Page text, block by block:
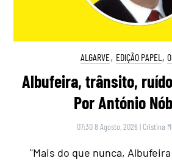
ALGARVE, EDIÇÃO PAPEL ,
Albufeira, trânsito,
Por António
07:30 8 Agosto, 2026 | Cristina
"Mais do que nunca,